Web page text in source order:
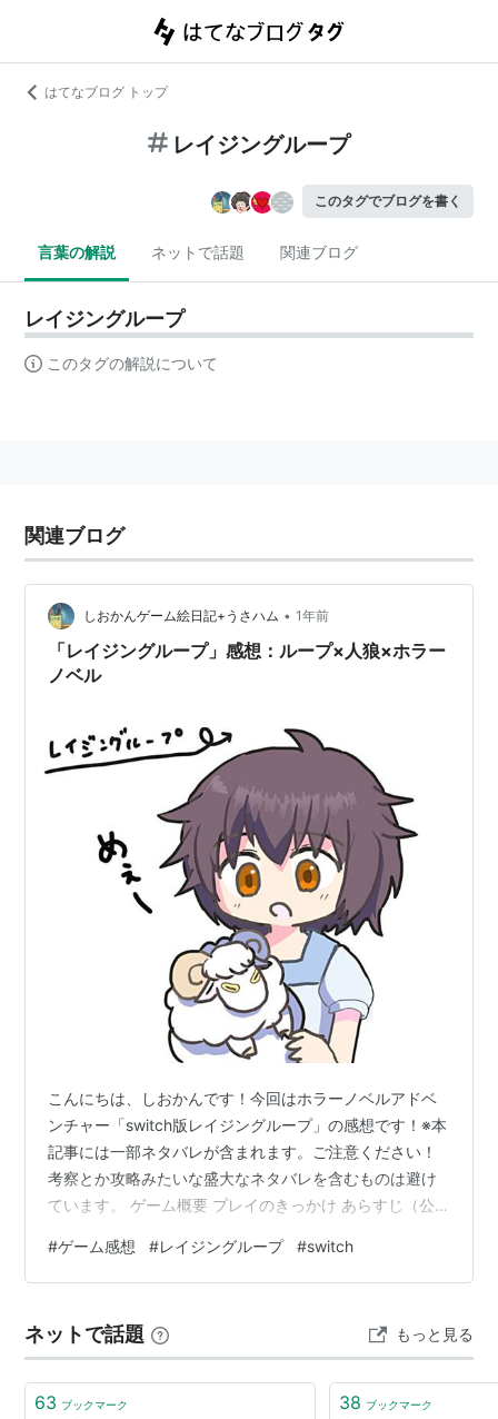
はてなブログ トップ
レイジングループ
このタグでブログを書く
言葉の解説 ネットで話題 関連ブログ
レイジングループ
このタグの解説について
関連ブログ
しおかんゲーム絵日記+うさハム • 1年前
「レイジングループ」感想：ループ×人狼×ホラー
ノベル
こんにちは、しおかんです！今回はホラーノベルアドベ
ンチャー「switch版レイジングループ」の感想です！※本
記事には一部ネタバレが含まれます。ご注意ください！
考察とか攻略みたいな盛大なネタバレを含むものは避け
ています。 ゲーム概要 プレイのきっかけ あらすじ（公
魅力的 魅力②グロさのバランス 魅力➂システムがとて
も親切 まとめ ゲーム概要 レイジングループ（switch
元：ケムコ ジャンル：ホラーノベルアドベンチャー レー
ティング：CERO D（17歳以上対象） 公式サイト：レ…
#ゲーム感想 #レイジングループ #switch
ネットで話題 もっと見る
63 ブックマーク 38 ブックマーク